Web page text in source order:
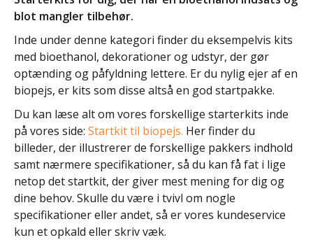
blot mangler tilbehør.
Inde under denne kategori finder du eksempelvis kits
med bioethanol, dekorationer og udstyr, der gør
optænding og påfyldning lettere. Er du nylig ejer af en
biopejs, er kits som disse altså en god startpakke.
Du kan læse alt om vores forskellige starterkits inde
på vores side: Startkit til biopejs. Her finder du
billeder, der illustrerer de forskellige pakkers indhold
samt nærmere specifikationer, så du kan få fat i lige
netop det startkit, der giver mest mening for dig og
dine behov. Skulle du være i tvivl om nogle
specifikationer eller andet, så er vores kundeservice
kun et opkald eller skriv væk.